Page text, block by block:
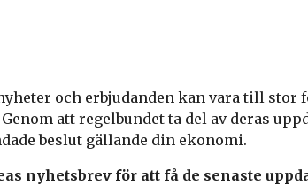
och erbjudanden kan vara till stor
att regelbundet ta del av deras
beslut gällande din ekonomi.
nyhetsbrev för att få de senaste